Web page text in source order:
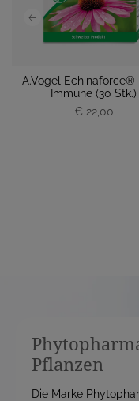
A.Vogel Echinaforce®
Immune (30 Stk.)
€ 22,00
Pflanzen
Die Marke